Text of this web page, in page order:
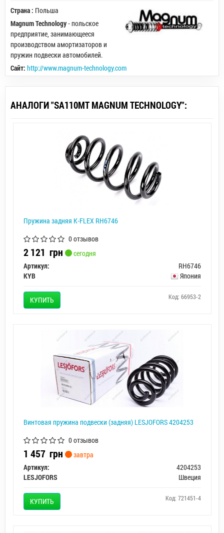
Страна : Польша
Magnum Technology- польское
предприятие, занимающееся
производством амортизаторов и
пружин подвески автомобилей.
Сайт: http://www.magnum-technology.com
АНАЛОГИ "SA110MT MAGNUM TECHNOLOGY":
Пружина задняя K-FLEX RH6746
0 отзывов
2 121 грн
сегодня
Артикул:
RH6746
KYB
Япония
КУПИТЬ Код: 66953-2
Винтовая пружина подвески (задняя) LESJOFORS 4204253
0 отзывов
1 457 грн
завтра
Артикул:
4204253
LESJOFORS
Швеция
КУПИТЬ Код: 721451-4